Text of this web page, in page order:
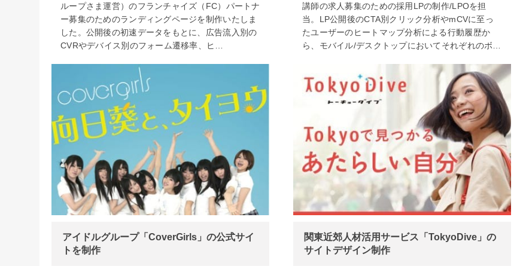
ループさま運営）のフランチャイズ（FC）パートナ
ー募集のためのランディングページを制作いたしま
した。公開後の初速データをもとに、広告流入別の
CVRやデバイス別のフォーム遷移率、ヒ…
講師の求人募集のための採用LPの制作/LPOを担
当。LP公開後のCTA別クリック分析やmCVに至っ
たユーザーのヒートマップ分析による行動履歴か
ら、モバイル/デスクトップにおいてそれぞれのボ…
アイドルグループ「CoverGirls」の公式サイ
トを制作
関東近郊人材活用サービス「TokyoDive」の
サイトデザイン制作